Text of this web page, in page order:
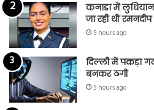
कनाडा में
जा रही थीं रमनदीप
5 hours ago
दिल्ली में पकड़ा
बनकर ठगी
5 hours ago